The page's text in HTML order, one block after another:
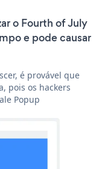
o Fourth of July
e pode causar
é provável que
pois os hackers
Popup